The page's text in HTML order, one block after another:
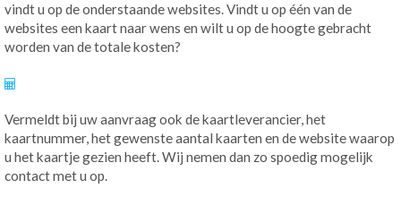
vindt u op de onderstaande websites. Vindt u op één van de
websites een kaart naar wens en wilt u op de hoogte gebracht
worden van de totale kosten?
Vermeldt bij uw aanvraag ook de kaartleverancier, het
kaartnummer, het gewenste aantal kaarten en de website waarop
u het kaartje gezien heeft. Wij nemen dan zo spoedig mogelijk
contact met u op.